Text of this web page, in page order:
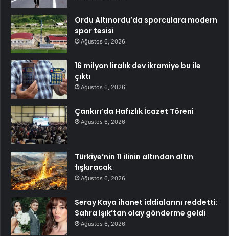
Ordu Altınordu’da sporculara modern
spor tesisi
Ağustos 6, 2026
16 milyon liralık dev ikramiye bu ile
çıktı
Ağustos 6, 2026
Çankırı’da Hafızlık İcazet Töreni
Ağustos 6, 2026
Türkiye’nin 11 ilinin altından altın
fışkıracak
Ağustos 6, 2026
Seray Kaya ihanet iddialarını reddetti:
Sahra Işık’tan olay gönderme geldi
Ağustos 6, 2026